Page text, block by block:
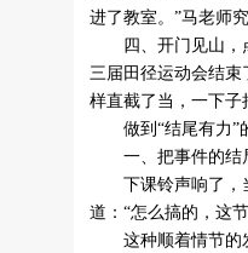
进了教室。”马老师
四、开门见山，点
三届田径运动会结束
样直截了当，一下
做到“结尾有力”
一、把事件的结局
下课铃声响了，当
道：“怎么搞的，这
这种顺着情节的发